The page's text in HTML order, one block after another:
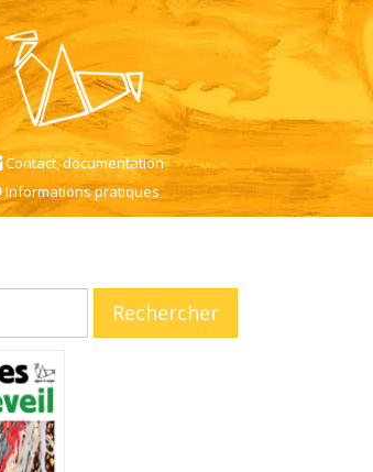
Contact, documentation
Informations pratiques